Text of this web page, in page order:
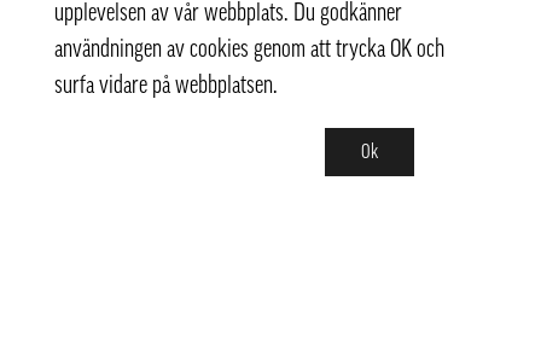
upplevelsen av vår webbplats. Du godkänner
användningen av cookies genom att trycka OK och
surfa vidare på webbplatsen.
Ok